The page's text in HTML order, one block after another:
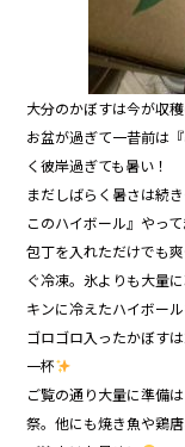
大分のかぼすは今が収
お盆が過ぎて一昔前は
く彼岸過ぎても暑い！
まだしばらく暑さは続
このハイボール』やって
包丁を入れただけでも
ぐ冷凍。氷よりも大量
キンに冷えたハイボー
ゴロゴロ入ったかぼす
一杯
ご覧の通り大量に準備
祭。他にも焼き魚や鶏